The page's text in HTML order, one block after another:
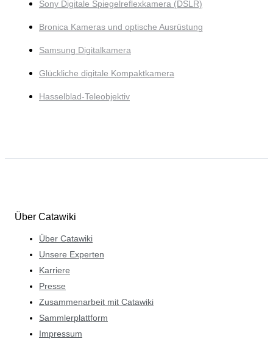
Sony Digitale Spiegelreflexkamera (DSLR)
Bronica Kameras und optische Ausrüstung
Samsung Digitalkamera
Glückliche digitale Kompaktkamera
Hasselblad-Teleobjektiv
Über Catawiki
Über Catawiki
Unsere Experten
Karriere
Presse
Zusammenarbeit mit Catawiki
Sammlerplattform
Impressum